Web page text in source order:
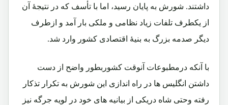
داشتند. شورش به پایان رسید، اما با تأسف که در نتیجۀ آن
از یکطرف تلفات زیاد نظامی و ملکی بار آمد و ازطرف
دیگر صدمه بزرگ به بنیۀ اقتصادی کشور وارد شد.
با آنکه درمطبوعات آنوقت کشوربطور واضح از دست
داشتن انگلیس ها در راه اندازی این شورش به تکرار تذکار
رفته وحتی شاه دریکی از بیانیه های خود در لویه جرگه نیز